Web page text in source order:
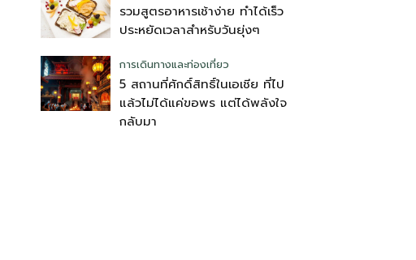
รวมสูตรอาหารเช้าง่าย ทำได้เร็ว
ประหยัดเวลาสำหรับวันยุ่งๆ
การเดินทางและท่องเที่ยว
5 สถานที่ศักดิ์สิทธิ์ในเอเชีย ที่ไป
แล้วไม่ได้แค่ขอพร แต่ได้พลังใจ
กลับมา